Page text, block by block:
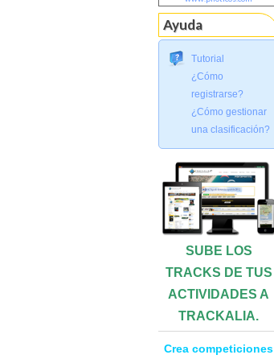
Ayuda
Tutorial
¿Cómo
registrarse?
¿Cómo gestionar
una clasificación?
SUBE LOS
TRACKS DE TUS
ACTIVIDADES A
TRACKALIA.
Crea competiciones